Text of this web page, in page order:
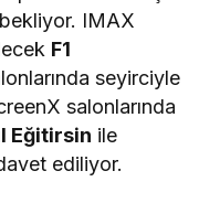
IMAX
F1
seyirciyle
salonlarında
Eğitirsin ile
ediliyor.